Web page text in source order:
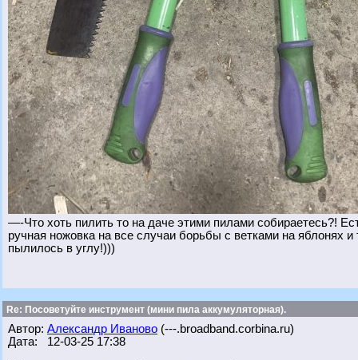
—-Что хоть пилить то на даче этими пилами собираетесь?!
ручная ножовка на все случаи борьбы с ветками на
пылилось в углу!)))
Re: Посоветуйте инструмент (мини пила аккумуляторная).
Автор: Александр Иваново (---.broadband.corbina.ru)
Дата: 12-03-25 17:38